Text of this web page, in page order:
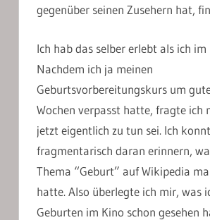
gegenüber seinen Zusehern hat,
Ich hab das selber erlebt als ich
Nachdem ich ja meinen
Geburtsvorbereitungskurs um
Wochen verpasst hatte, fragte ich
jetzt eigentlich zu tun sei. Ich
fragmentarisch daran erinnern,
Thema “Geburt” auf Wikipedia
hatte. Also überlegte ich mir, was
Geburten im Kino schon gesehen